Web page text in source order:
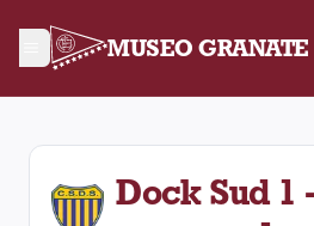
MUSEO GRANATE
Fecha 6. Partido entre Lanús y
Dock Sud 1